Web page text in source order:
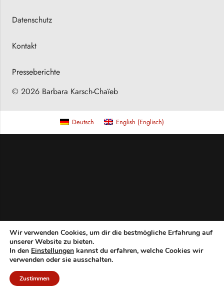
Datenschutz
Kontakt
Presseberichte
© 2026 Barbara Karsch-Chaïeb
Wir verwenden Cookies, um dir die bestmögliche Erfahrung auf
unserer Website zu bieten.
In den Einstellungen kannst du erfahren, welche Cookies wir
verwenden oder sie ausschalten.
Zustimmen
Deutsch English (Englisch)